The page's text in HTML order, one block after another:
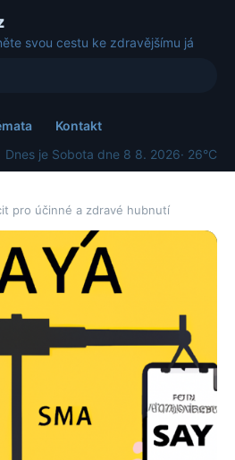
svou cestu ke zdravějšímu já
Kontakt
Dnes je Sobota dne 8 8. 2026· 26°C
pro účinné a zdravé hubnutí